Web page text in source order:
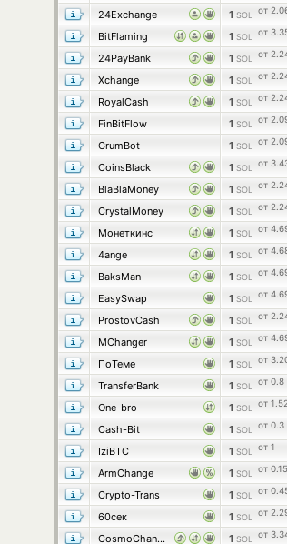
24Exchange
1 SOL от
BitFlaming
1 SOL от
24PayBank
1 SOL от
Xchange
1 SOL от
RoyalCash
1 SOL от
FinBitFlow
1 SOL от
GrumBot
1 SOL от
CoinsBlack
1 SOL от
BlaBlaMoney
1 SOL от
CrystalMoney
1 SOL от
Монеткинс
1 SOL от
4ange
1 SOL от
BaksMan
1 SOL от
EasySwap
1 SOL от
ProstovCash
1 SOL от
MChanger
1 SOL от
ПоТеме
1 SOL от
TransferBank
1 SOL от 0.8
One-bro
1 SOL от
Cash-Bit
1 SOL от 0.3
IziBTC
1 SOL от 1
ArmChange
1 SOL от 0.15
Crypto-Trans
1 SOL от
60сек
1 SOL от
CosmoChanger
1 SOL от